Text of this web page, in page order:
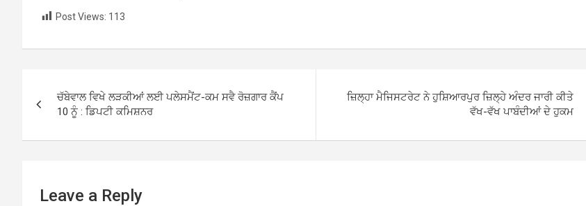
Post Views: 113
navigation
ਚੱਬੇਵਾਲ ਵਿਖੇ ਲੜਕੀਆਂ ਲਈ ਪਲੇਸਮੈਂਟ-ਕਮ ਸਵੈ ਰੋਜ਼ਗਾਰ ਕੈਂਪ
10 ਨੂੰ : ਡਿਪਟੀ ਕਮਿਸ਼ਨਰ
ਜ਼ਿਲ੍ਹਾ ਮੈਜਿਸਟਰੇਟ ਨੇ ਹੁਸ਼ਿਆਰਪੁਰ ਜ਼ਿਲ੍ਹੇ ਅੰਦਰ ਜਾਰੀ ਕੀਤੇ
ਵੱਖ-ਵੱਖ ਪਾਬੰਦੀਆਂ ਦੇ ਹੁਕਮ
Leave a Reply